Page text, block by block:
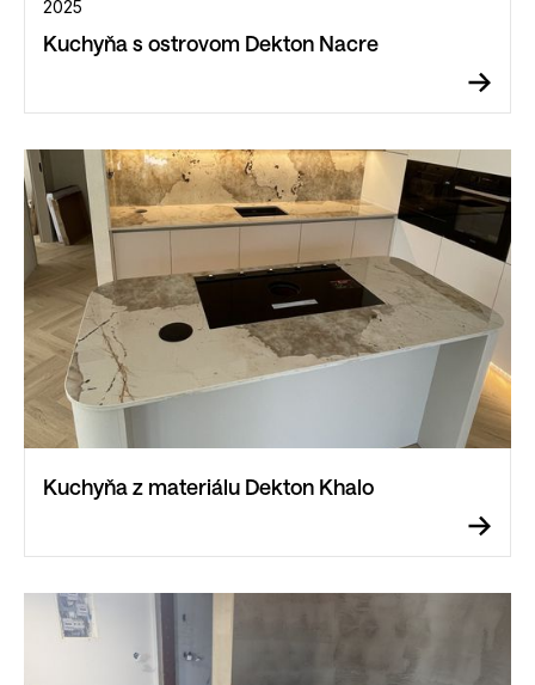
2025
Kuchyňa s ostrovom Dekton Nacre
Kuchyňa z materiálu Dekton Khalo